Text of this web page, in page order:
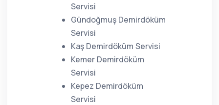
Servisi
Gündoğmuş Demirdöküm
Servisi
Kaş Demirdöküm Servisi
Kemer Demirdöküm
Servisi
Kepez Demirdöküm
Servisi